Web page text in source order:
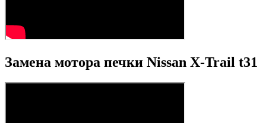
Замена мотора печки Nissan X-Trail t31